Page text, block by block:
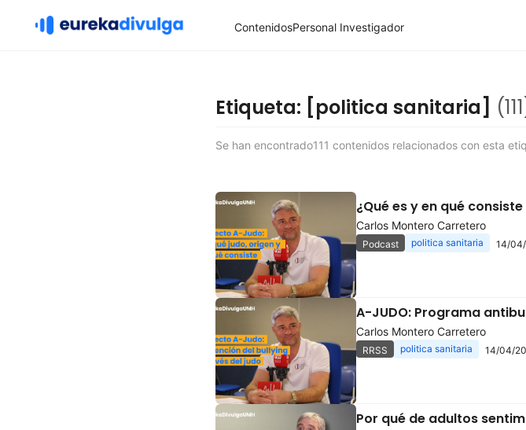
ContenidosPersonal Investigador
Etiqueta: [politica sanitaria]
Se han encontrado111 contenidos relacionados con esta
¿Qué es y en qué consiste
Carlos Montero Carretero
Podcast politica sanitaria 14/
A-JUDO: Programa
Carlos Montero Carretero
RRSS politica sanitaria 14/04/
Por qué de adultos